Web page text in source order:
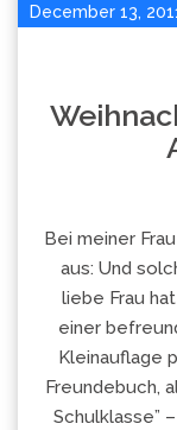
December 13,
Bei meiner
aus: Und
liebe Frau
einer
Kleinauflage
Freundebuch,
Schulklasse”